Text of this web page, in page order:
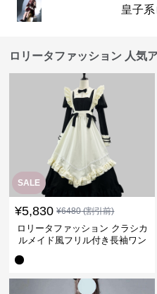
皇子
ロリータファッション 人気
SALE
¥5,830 ¥6480(割引前)
ロリータファッション クラシカ
ルメイド風フリル付き長袖ワン